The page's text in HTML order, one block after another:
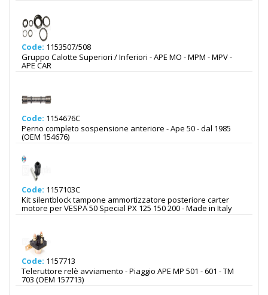
Code: 1153507/508
Gruppo Calotte Superiori / Inferiori - APE MO - MPM - MPV -
APE CAR
Code: 1154676C
Perno completo sospensione anteriore - Ape 50 - dal 1985
(OEM 154676)
Code: 1157103C
Kit silentblock tampone ammortizzatore posteriore carter
motore per VESPA 50 Special PX 125 150 200 - Made in Italy
Code: 1157713
Teleruttore relè avviamento - Piaggio APE MP 501 - 601 - TM
703 (OEM 157713)